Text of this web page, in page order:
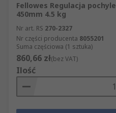
Fellowes Regulacja
450mm 4.5 kg
Nr art. RS 270-2327
Nr części producenta 8055201
Suma częściowa (1 sztuka)
860,66 zł(bez VAT)
Ilość